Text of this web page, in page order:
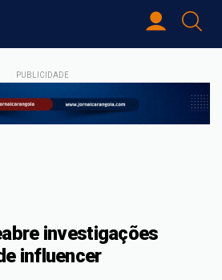
PUBLICIDADE
investigações
influencer